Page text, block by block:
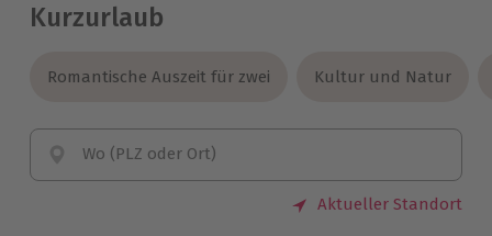
Kurzurlaub
Romantische Auszeit für zwei
Romantische Auszeit für zwei Kultur und Natur
Kultur und Natur
Wo (PLZ oder Ort)
Aktueller Standort